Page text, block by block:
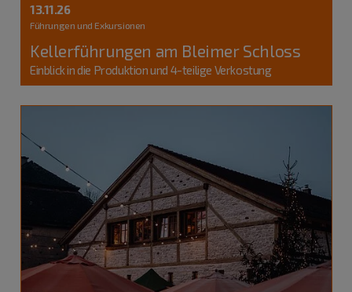
13.11.26
Führungen und Exkursionen
Kellerführungen am Bleimer Schloss
Einblick in die Produktion und 4-teilige Verkostung